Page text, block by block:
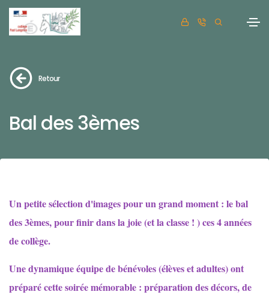
Retour
Bal des 3èmes
Un petite sélection d'images pour un grand moment : le bal
des 3èmes, pour finir dans la joie (et la classe ! ) ces 4 années
de collège.
Une dynamique équipe de bénévoles (élèves et adultes) ont
préparé cette soirée mémorable : préparation des décors, de